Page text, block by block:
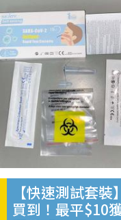
【快速測試套
買到！最平$10